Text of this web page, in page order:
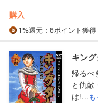
購入
1%還元 ：6ポイント獲得
キン
帰るべ
と仇
は!...